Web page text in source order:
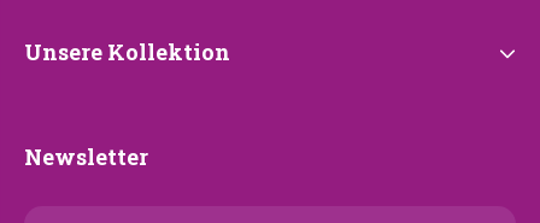
Unsere
Unsere Kollektion
Newsletter
Newsletter